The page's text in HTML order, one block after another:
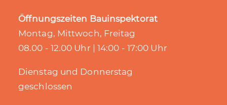
Öffnungszeiten Bauinspektorat
Montag, Mittwoch, Freitag
08.00 - 12.00 Uhr | 14:00 - 17:00 Uhr
Dienstag und Donnerstag
geschlossen